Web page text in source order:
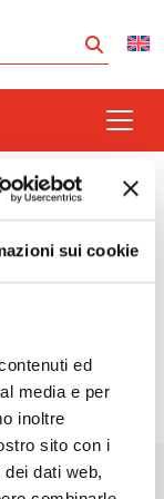
sui cookie
ed
media e per
inoltre
sito con i
dati web,
Cerca
li>